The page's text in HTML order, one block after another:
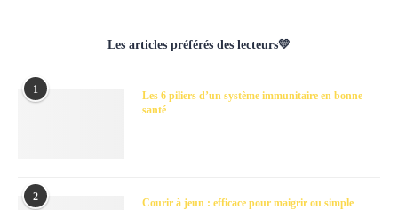
Les articles préférés des lecteurs💛
1
Les 6 piliers d’un système immunitaire en bonne
santé
2
Courir à jeun : efficace pour maigrir ou simple